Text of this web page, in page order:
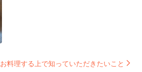
お料理する上で知っていただきたいこと